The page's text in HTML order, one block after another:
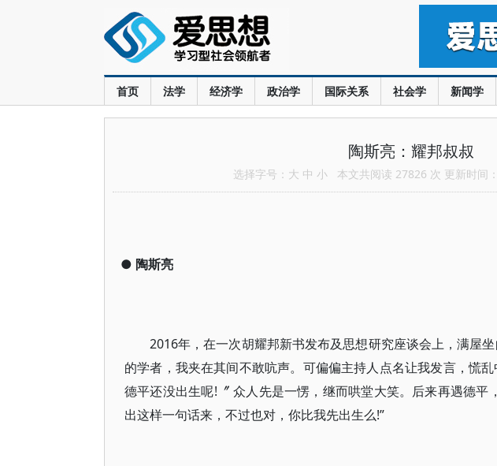
首页 法学 经济学 政治学 国际关系 社会学 新闻学
陶斯亮：耀邦叔叔
选择字号： 大 中 小 本文共阅读 27826 次 更新时间
● 陶斯亮
2016年，在一次胡耀邦新书发布及思想研究座谈会上，满屋
的学者，我夹在其间不敢吭声。可偏偏主持人点名让我发言，慌
德平还没出生呢!〞 众人先是一愣，继而哄堂大笑。后来再遇德平
出这样一句话来，不过也对，你比我先出生么!”